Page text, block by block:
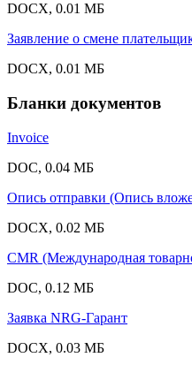
DOCX, 0.01 МБ
Заявление о смене
DOCX, 0.01 МБ
Бланки документов
Invoice
DOC, 0.04 МБ
Опись отправки (Опись
DOCX, 0.02 МБ
CMR (Международная
DOC, 0.12 МБ
Заявка NRG-Гарант
DOCX, 0.03 МБ